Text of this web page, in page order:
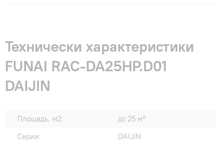
Технически характеристики
FUNAI RAC-DA25HP.D01
DAIJIN
Площадь, м2:
до 25 м²
Серии:
DAIJIN